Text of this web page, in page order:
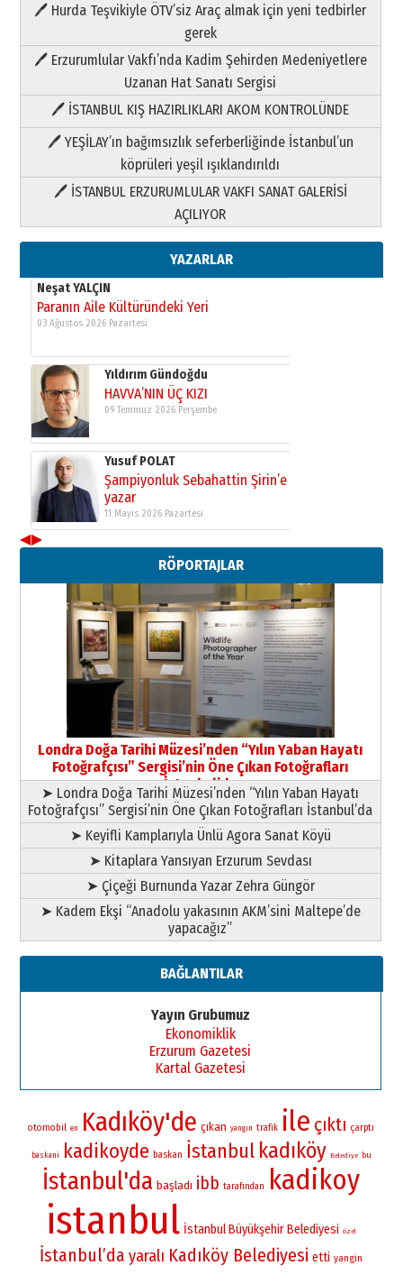
🖊 Hurda Teşvikiyle ÖTV’siz Araç almak için yeni tedbirler
gerek
🖊 Erzurumlular Vakfı’nda Kadim Şehirden Medeniyetlere
Uzanan Hat Sanatı Sergisi
🖊 İSTANBUL KIŞ HAZIRLIKLARI AKOM KONTROLÜNDE
🖊 YEŞİLAY’ın bağımsızlık seferberliğinde İstanbul’un
köprüleri yeşil ışıklandırıldı
🖊 İSTANBUL ERZURUMLULAR VAKFI SANAT GALERİSİ
AÇILIYOR
YAZARLAR
Paranın Aile Kültüründeki Yeri
03 Ağustos 2026 Pazartesi
Yıldırım Gündoğdu
HAVVA’NIN ÜÇ KIZI
09 Temmuz 2026 Perşembe
Yusuf POLAT
Şampiyonluk Sebahattin Şirin’e
11 Mayıs 2026 Pazartesi
Neşat YALÇIN
Paranın Aile Kültüründeki Yeri
03 Ağustos 2026 Pazartesi
Yıldırım Gündoğdu
HAVVA’NIN ÜÇ KIZI
09 Temmuz 2026 Perşembe
Yusuf POLAT
Şampiyonluk Sebahattin Şirin’e
yazar
11 Mayıs 2026 Pazartesi
Neşat YALÇIN
Paranın Aile Kültüründeki Yeri
03 Ağustos 2026 Pazartesi
Yıldırım Gündoğdu
HAVVA’NIN ÜÇ KIZI
09 Temmuz 2026 Perşembe
Yusuf POLAT
Şampiyonluk Sebahattin Şirin’e
yazar
11 Mayıs 2026 Pazartesi
◀▶
RÖPORTAJLAR
Londra Doğa Tarihi Müzesi’nden “Yılın Yaban Hayatı
Fotoğrafçısı” Sergisi’nin Öne Çıkan Fotoğrafları
İstanbul’da
➤ Londra Doğa Tarihi Müzesi’nden “Yılın Yaban Hayatı
Fotoğrafçısı” Sergisi’nin Öne Çıkan Fotoğrafları İstanbul’da
➤ Keyifli Kamplarıyla Ünlü Agora Sanat Köyü
➤ Kitaplara Yansıyan Erzurum Sevdası
➤ Çiçeği Burnunda Yazar Zehra Güngör
➤ Kadem Ekşi “Anadolu yakasının AKM’sini Maltepe’de
yapacağız”
BAĞLANTILAR
Yayın Grubumuz
Ekonomiklik
Erzurum Gazetesi
Kartal Gazetesi
otomobil en Kadıköy'de çıkan yangın trafik ile çıktı çarptı
baskani kadikoyde baskan İstanbul kadıköy Belediye bu
İstanbul'da başladı ibb tarafından kadikoy
istanbul İstanbul Büyükşehir Belediyesi özel
İstanbul’da yaralı Kadıköy Belediyesi etti yangin